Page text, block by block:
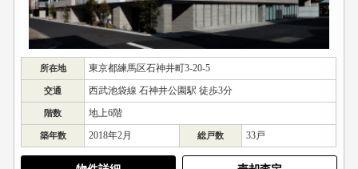
所在地 東京都練馬区石神井町3-20-5
交通 西武池袋線 石神井公園駅 徒歩3分
階数 地上6階
築年数 2018年2月 総戸数 33戸